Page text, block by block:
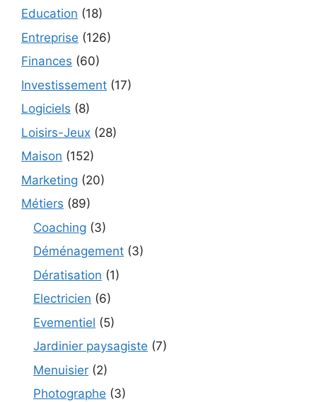
Education (18)
Entreprise (126)
Finances (60)
Investissement (17)
Logiciels (8)
Loisirs-Jeux (28)
Maison (152)
Marketing (20)
Métiers (89)
Coaching (3)
Déménagement (3)
Dératisation (1)
Electricien (6)
Evementiel (5)
Jardinier paysagiste (7)
Menuisier (2)
Photographe (3)